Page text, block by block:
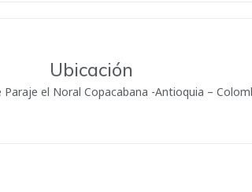
Ubicación
el Noral Copacabana -Antioquia –